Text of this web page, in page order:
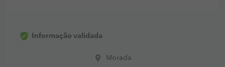
Informação validada
place Morada